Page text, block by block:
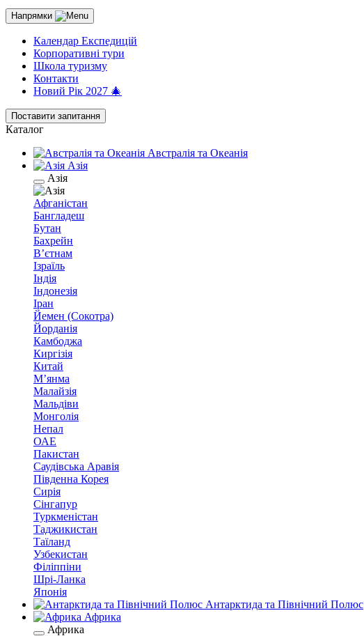
Напрямки
Календар Експедицій
Корпоративні тури
Школа туризму
Контакти
Новий Рік 2027 🎄
Поставити запитання
Каталог
Австралія та Океанія
Азія
Азія
Афганістан
Бангладеш
Бутан
Бахрейн
В’єтнам
Ізраїль
Індія
Індонезія
Іран
Йемен (Сокотра)
Йорданія
Камбоджа
Киргізія
Китай
М’янма
Малайзія
Мальдіви
Монголія
Непал
ОАЕ
Пакистан
Саудівська Аравія
Південна Корея
Сирія
Сінгапур
Туркменістан
Таджикистан
Таїланд
Узбекистан
Філіппіни
Шрі-Ланка
Японія
Антарктида та Північний Полюс
Африка
Африка